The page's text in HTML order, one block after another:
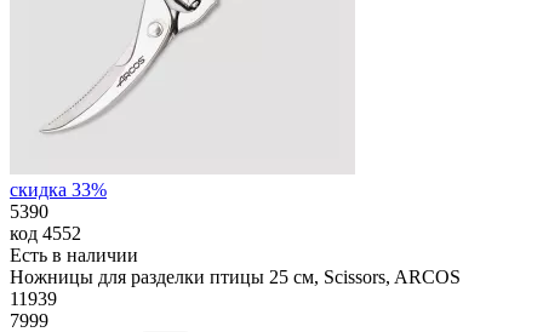
скидка 33%
5390
код 4552
Есть в наличии
Ножницы для разделки птицы 25 см, Scissors, ARCOS
11939
7999